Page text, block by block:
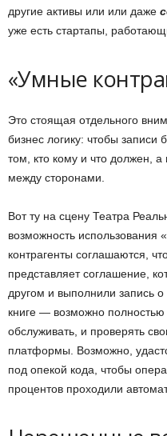
другие активы или или даже
уже есть стартапы,
«Умные
Это стоящая отдельного
бизнес логику: чтобы записи
том, кто кому и что должен,
между сторонами.
Вот ту на сцену Театра
возможность использования
контрагенты соглашаются,
представляет соглашение,
другом и выполнили запись
книге — возможно полностью
обслуживать, и проверять
платформы. Возможно,
под опекой кода, чтобы
процентов проходили